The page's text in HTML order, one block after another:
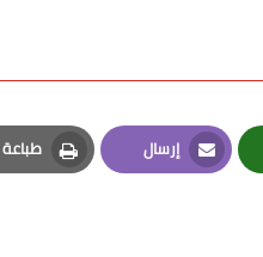
إرسال
Email
طباعة
Print